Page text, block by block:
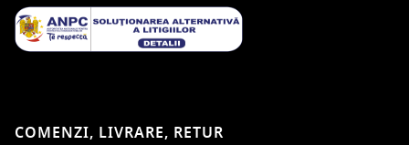
COMENZI, LIVRARE, RETUR